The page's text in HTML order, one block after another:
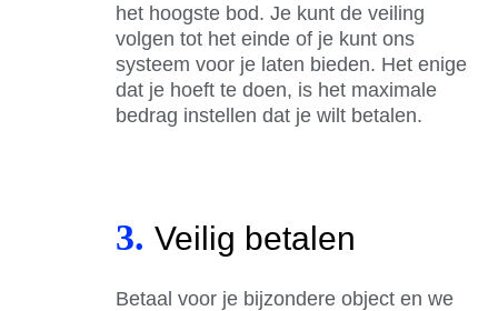
het hoogste bod. Je kunt de veiling
volgen tot het einde of je kunt ons
systeem voor je laten bieden. Het enige
dat je hoeft te doen, is het maximale
bedrag instellen dat je wilt betalen.
3. Veilig betalen
Betaal voor je bijzondere object en we